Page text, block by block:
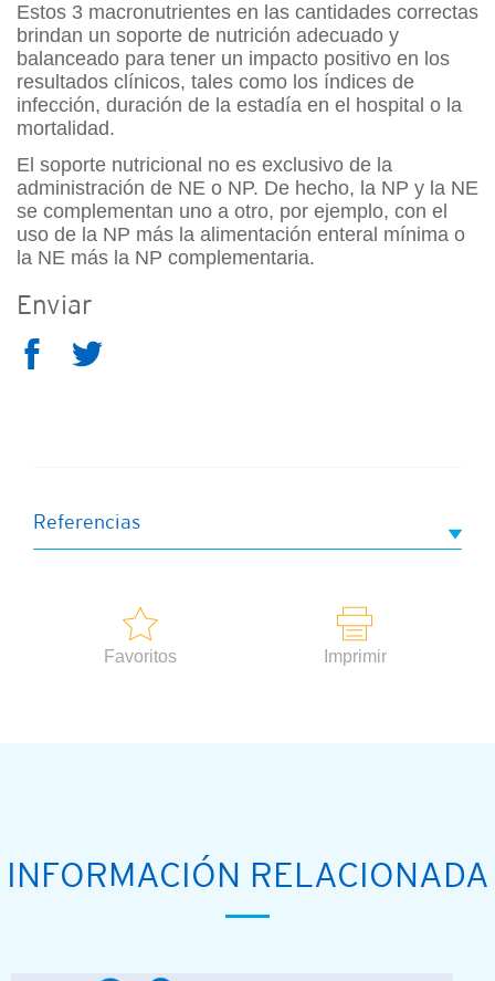
Estos 3 macronutrientes en las cantidades correctas
brindan un soporte de nutrición adecuado y
balanceado para tener un impacto positivo en los
resultados clínicos, tales como los índices de
infección, duración de la estadía en el hospital o la
mortalidad.
El soporte nutricional no es exclusivo de la
administración de NE o NP. De hecho, la NP y la NE
se complementan uno a otro, por ejemplo, con el
uso de la NP más la alimentación enteral mínima o
la NE más la NP complementaria.
Enviar
Referencias
Favoritos Imprimir
INFORMACIÓN RELACIONADA